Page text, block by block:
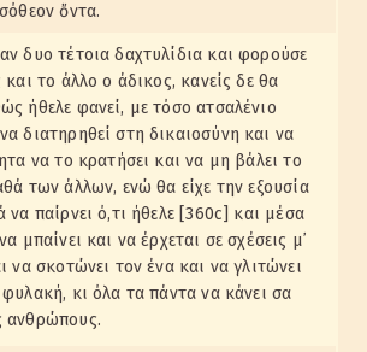
ὄντα.
δυο τέτοια δαχτυλίδια και φορούσε
το άλλο ο άδικος, κανείς δε θα
ήθελε φανεί, με τόσο ατσαλένιο
διατηρηθεί στη δικαιοσύνη και να
να το κρατήσει και να μη βάλει το
των άλλων, ενώ θα είχε την εξουσία
να παίρνει ό,τι ήθελε [360c] και μέσα
μπαίνει και να έρχεται σε σχέσεις μ᾽
να σκοτώνει τον ένα και να γλιτώνει
κι όλα τα πάντα να κάνει σα
ανθρώπους.